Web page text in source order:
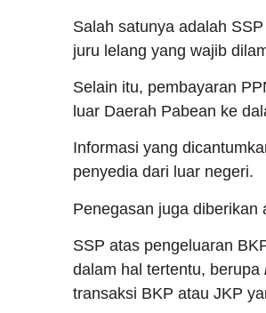
Salah satunya adalah
juru lelang yang wajib
Selain itu, pembayaran
luar Daerah Pabean ke
Informasi yang
penyedia dari luar negeri.
Penegasan juga diberikan
SSP atas pengeluaran
dalam hal tertentu, berupa
transaksi BKP atau JKP